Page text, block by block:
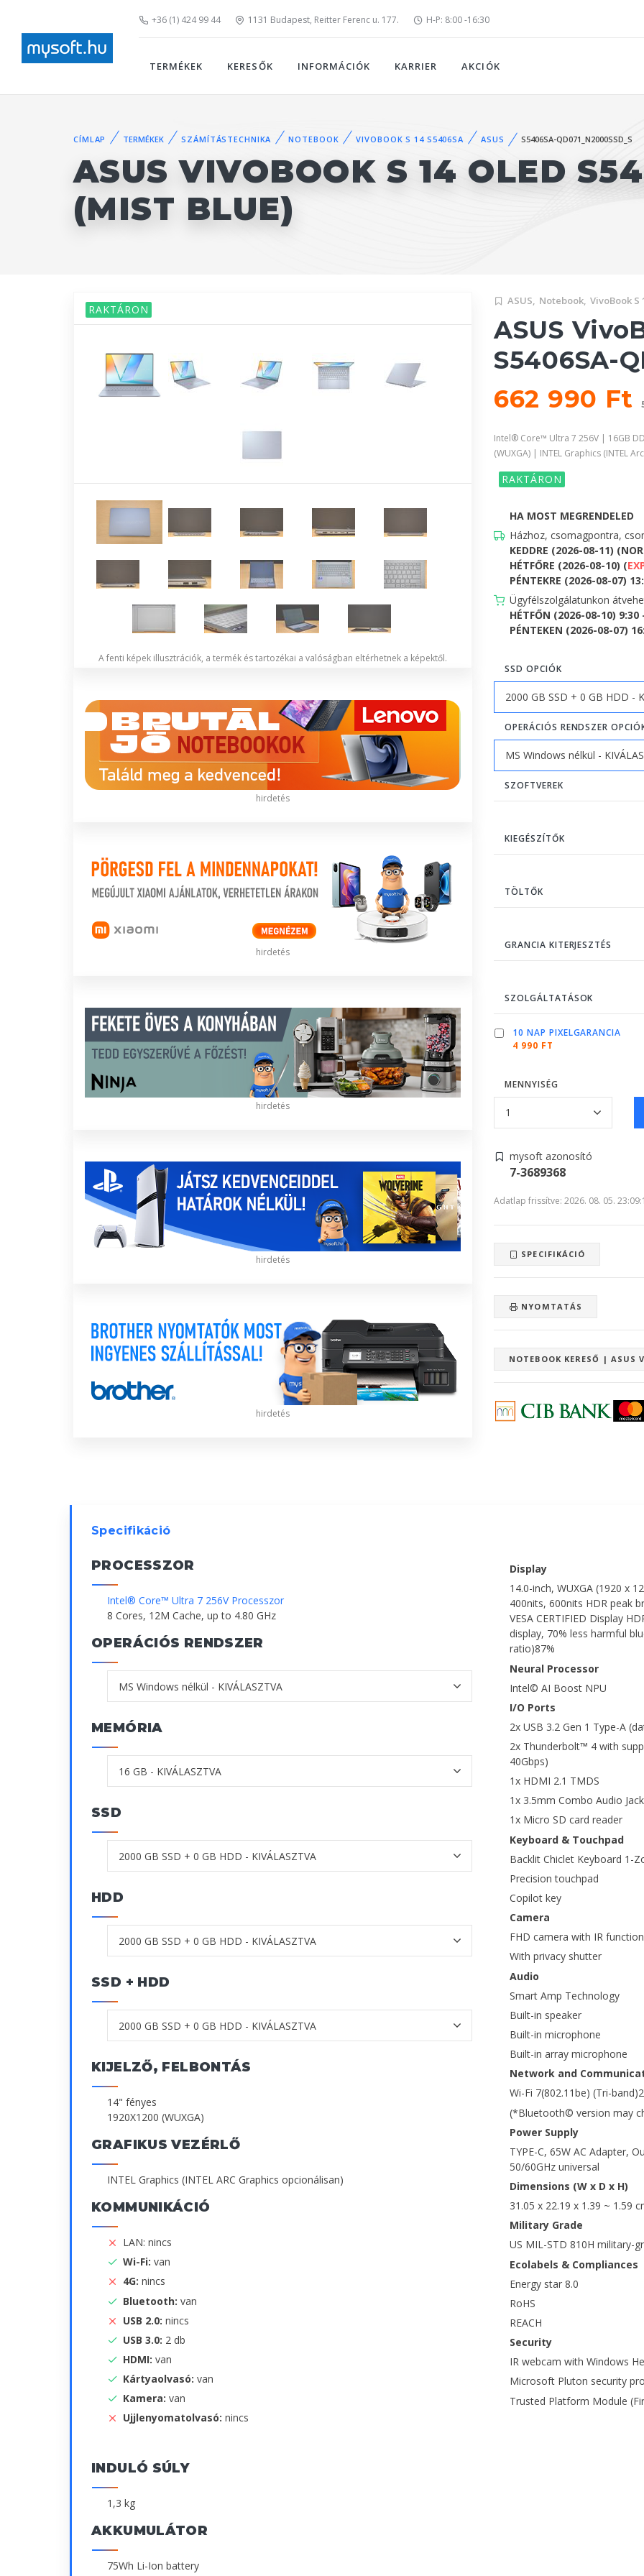
+36 (1) 424 99 44 1131 Budapest, Reitter Ferenc u. 177. H-P: 8:00 -16:30
TERMÉKEK KERESŐK INFORMÁCIÓK KARRIER AKCIÓK
CÍMLAP TERMÉKEK SZÁMÍTÁSTECHNIKA NOTEBOOK VIVOBOOK S 14 S5406SA ASUS S5406SA-QD071_N2000SSD_S
ASUS VIVOBOOK S 14 OLED
(MIST BLUE)
RAKTÁRON
A fenti képek illusztrációk, a termék és tartozékai a valóságban eltérhetnek a képektől.
hirdetés
hirdetés
hirdetés
hirdetés
hirdetés
ASUS, Notebook, VivoBook S
ASUS
S5406SA-
662 990 Ft
Intel® Core™ Ultra 7 256V | 16GB
(WUXGA) | INTEL Graphics (INTEL
RAKTÁRON
HA MOST MEGRENDELED
Házhoz, csomagpontra,
KEDDRE (2026-08-11)
HÉTFŐRE (2026-08-10) (
PÉNTEKRE (2026-08-07)
Ügyfélszolgálatunkon
HÉTFŐN (2026-08-10)
PÉNTEKEN (2026-08-07)
SSD OPCIÓK
OPERÁCIÓS RENDSZER
SZOFTVEREK
KIEGÉSZÍTŐK
TÖLTŐK
GRANCIA KITERJESZTÉS
SZOLGÁLTATÁSOK
10 NAP PIXELGARANCIA
4 990 FT
MENNYISÉG
mysoft azonosító
7-3689368
Adatlap frissítve: 2026. 08. 05.
SPECIFIKÁCIÓ
NYOMTATÁS
NOTEBOOK KERESŐ | ASUS
Specifikáció
PROCESSZOR
Intel® Core™ Ultra 7 256V Processzor
8 Cores, 12M Cache, up to 4.80 GHz
OPERÁCIÓS RENDSZER
MEMÓRIA
SSD
HDD
SSD + HDD
KIJELZŐ, FELBONTÁS
14" fényes
1920X1200 (WUXGA)
GRAFIKUS VEZÉRLŐ
INTEL Graphics (INTEL ARC Graphics opcionálisan)
KOMMUNIKÁCIÓ
LAN: nincs
Wi-Fi: van
4G: nincs
Bluetooth: van
USB 2.0: nincs
USB 3.0: 2 db
HDMI: van
Kártyaolvasó: van
Kamera: van
Ujjlenyomatolvasó: nincs
INDULÓ SÚLY
1,3 kg
AKKUMULÁTOR
75Wh Li-Ion battery
Display
14.0-inch, WUXGA (1920 x
400nits, 600nits HDR peak
VESA CERTIFIED Display
display, 70% less harmful
ratio)87%
Neural Processor
Intel© AI Boost NPU
I/O Ports
2x USB 3.2 Gen 1 Type-A
2x Thunderbolt™ 4 with
40Gbps)
1x HDMI 2.1 TMDS
1x 3.5mm Combo Audio Jack
1x Micro SD card reader
Keyboard & Touchpad
Backlit Chiclet Keyboard 1-
Precision touchpad
Copilot key
Camera
FHD camera with IR
With privacy shutter
Audio
Smart Amp Technology
Built-in speaker
Built-in microphone
Built-in array microphone
Network and
Wi-Fi 7(802.11be) (Tri-
(*Bluetooth© version may
Power Supply
TYPE-C, 65W AC Adapter,
50/60GHz universal
Dimensions (W x D x H)
31.05 x 22.19 x 1.39 ~ 1.59
Military Grade
US MIL-STD 810H military-
Ecolabels & Compliances
Energy star 8.0
RoHS
REACH
Security
IR webcam with Windows
Microsoft Pluton security
Trusted Platform Module